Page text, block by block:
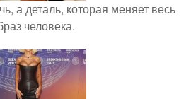
а деталь, которая меняет весь
человека.